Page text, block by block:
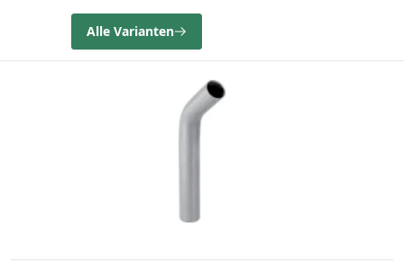
Alle Varianten